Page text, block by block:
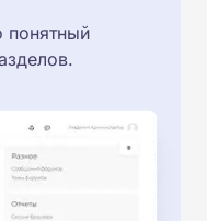
понятный